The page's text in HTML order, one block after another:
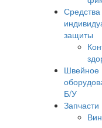
Средства
защиты
Швейное
Б/У
Запчасти